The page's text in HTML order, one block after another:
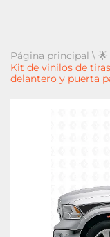
Página principal \
Kit de vinilos de
delantero y puerta